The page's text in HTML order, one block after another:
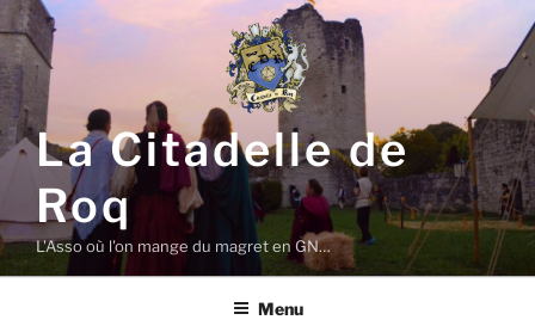
Aller
au
contenu
principal
La Citadelle de
Roq
L'Asso où l'on mange du magret en GN…
Menu